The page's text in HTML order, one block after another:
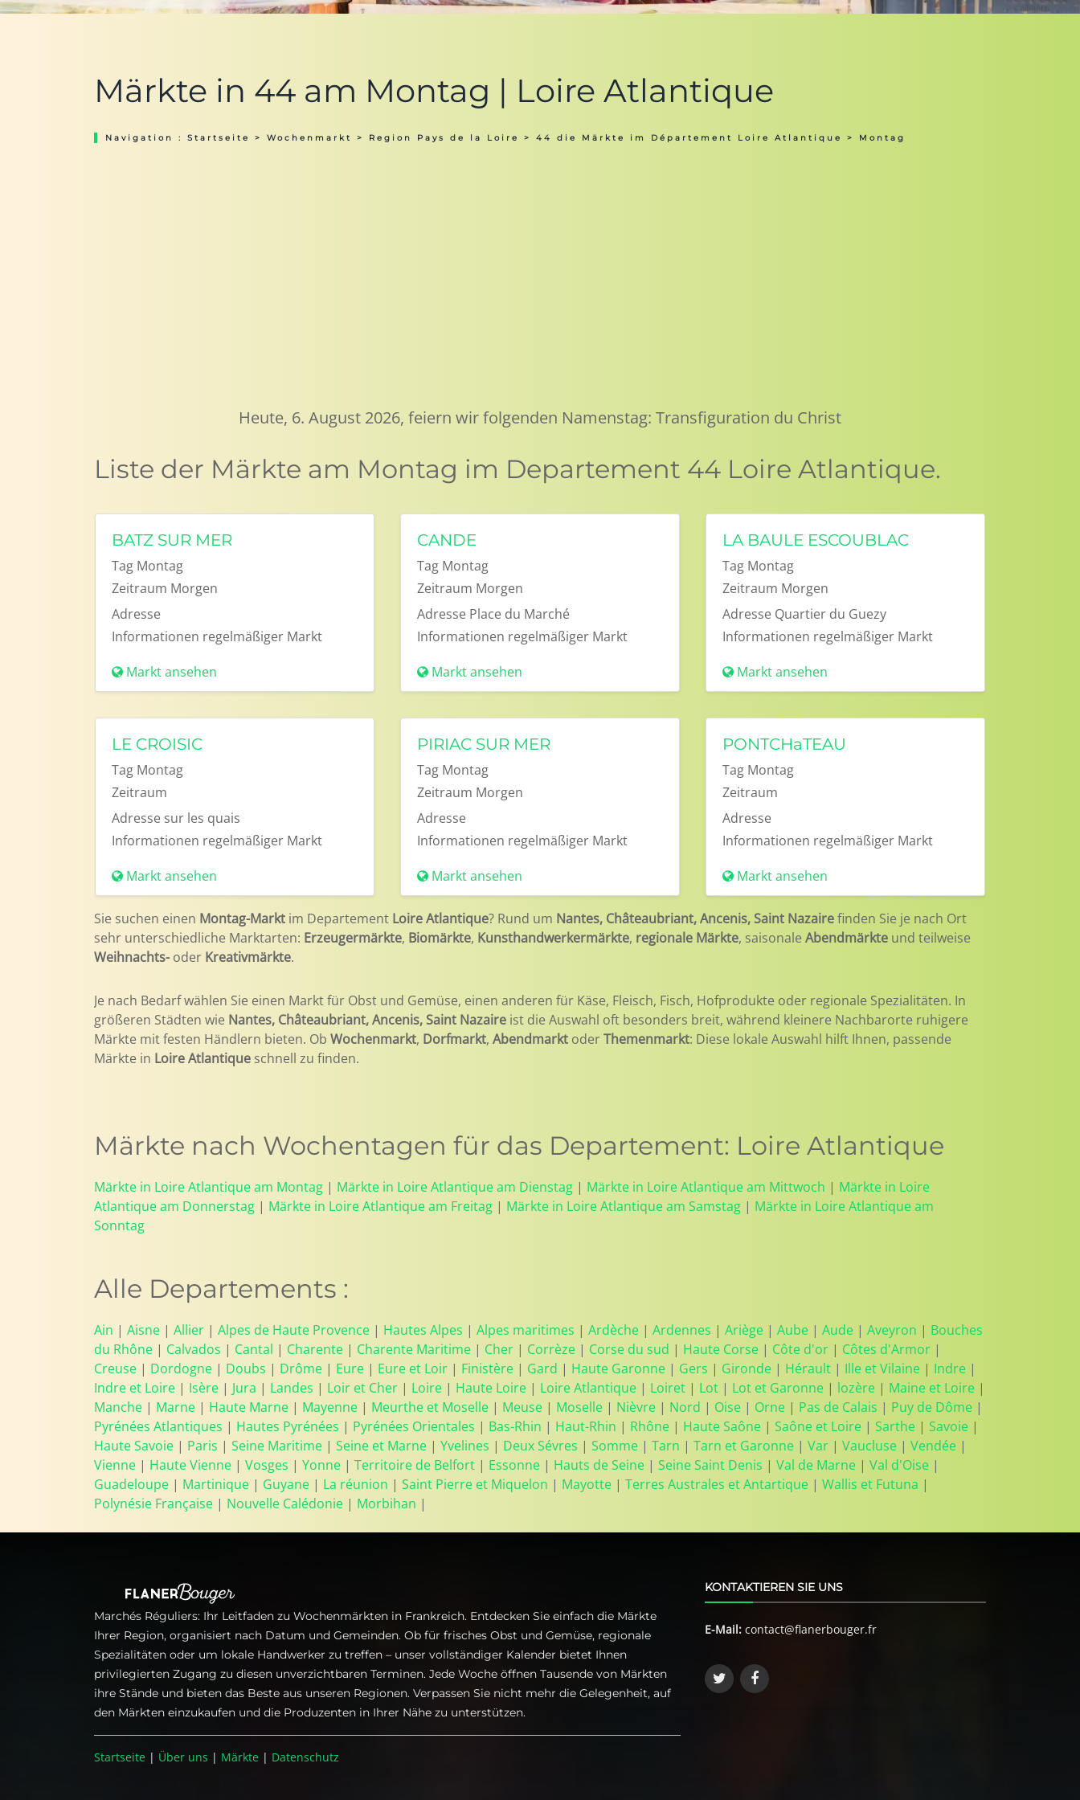
Märkte in 44 am Montag | Loire Atlantique
Navigation : Startseite > Wochenmarkt > Region Pays de la Loire > 44 die Märkte im Département Loire Atlantique > Montag
Heute, 6. August 2026, feiern wir folgenden Namenstag: Transfiguration du Christ
Liste der Märkte am Montag im Departement 44 Loire Atlantique.
BATZ SUR MER
Tag Montag
Zeitraum Morgen
Adresse
Informationen regelmäßiger Markt
Markt ansehen
CANDE
Tag Montag
Zeitraum Morgen
Adresse Place du Marché
Informationen regelmäßiger Markt
Markt ansehen
LA BAULE ESCOUBLAC
Tag Montag
Zeitraum Morgen
Adresse Quartier du Guezy
Informationen regelmäßiger Markt
Markt ansehen
LE CROISIC
Tag Montag
Zeitraum
Adresse sur les quais
Informationen regelmäßiger Markt
Markt ansehen
PIRIAC SUR MER
Tag Montag
Zeitraum Morgen
Adresse
Informationen regelmäßiger Markt
Markt ansehen
PONTCHaTEAU
Tag Montag
Zeitraum
Adresse
Informationen regelmäßiger Markt
Markt ansehen
Sie suchen einen Montag-Markt im Departement Loire Atlantique? Rund um Nantes, Châteaubriant, Ancenis, Saint Nazairefinden Sie je nach Ort
sehr unterschiedliche Marktarten: Erzeugermärkte, Biomärkte, Kunsthandwerkermärkte, regionale Märkte, saisonale Abendmärkte und teilweise
Weihnachts-oder Kreativmärkte.
Je nach Bedarf wählen Sie einen Markt für Obst und Gemüse, einen anderen für Käse, Fleisch, Fisch, Hofprodukte oder regionale Spezialitäten. In
größeren Städten wie Nantes, Châteaubriant, Ancenis, Saint Nazaire ist die Auswahl oft besonders breit, während kleinere Nachbarorte ruhigere
Märkte mit festen Händlern bieten. Ob Wochenmarkt, Dorfmarkt, Abendmarkt oderThemenmarkt: Diese lokale Auswahl hilft Ihnen, passende
Märkte in Loire Atlantique schnell zu finden.
Märkte nach Wochentagen für das Departement: Loire Atlantique
Märkte in Loire Atlantique am Montag | Märkte in Loire Atlantique am Dienstag | Märkte in Loire Atlantique am Mittwoch | Märkte in Loire
Atlantique am Donnerstag | Märkte in Loire Atlantique am Freitag | Märkte in Loire Atlantique am Samstag | Märkte in Loire Atlantique am
Sonntag
Alle Departements :
Ain | Aisne | Allier | Alpes de Haute Provence | Hautes Alpes | Alpes maritimes | Ardèche | Ardennes | Ariège | Aube | Aude | Aveyron | Bouches
du Rhône | Calvados | Cantal | Charente | Charente Maritime | Cher | Corrèze | Corse du sud | Haute Corse | Côte d'or | Côtes d'Armor |
Creuse | Dordogne | Doubs | Drôme | Eure | Eure et Loir | Finistère | Gard | Haute Garonne | Gers | Gironde | Hérault | Ille et Vilaine | Indre |
Indre et Loire | Isère | Jura | Landes | Loir et Cher | Loire | Haute Loire | Loire Atlantique | Loiret | Lot | Lot et Garonne | lozère | Maine et Loire |
Manche | Marne | Haute Marne | Mayenne | Meurthe et Moselle | Meuse | Moselle | Nièvre | Nord | Oise | Orne | Pas de Calais | Puy de Dôme |
Pyrénées Atlantiques | Hautes Pyrénées | Pyrénées Orientales | Bas-Rhin | Haut-Rhin | Rhône | Haute Saône | Saône et Loire | Sarthe | Savoie |
Haute Savoie | Paris | Seine Maritime | Seine et Marne | Yvelines | Deux Sévres | Somme | Tarn | Tarn et Garonne | Var | Vaucluse | Vendée |
Vienne | Haute Vienne | Vosges | Yonne | Territoire de Belfort | Essonne | Hauts de Seine | Seine Saint Denis | Val de Marne | Val d'Oise |
Guadeloupe | Martinique | Guyane | La réunion | Saint Pierre et Miquelon | Mayotte | Terres Australes et Antartique | Wallis et Futuna |
Polynésie Française | Nouvelle Calédonie | Morbihan |
Marchés Réguliers: Ihr Leitfaden zu Wochenmärkten in Frankreich. Entdecken Sie einfach die Märkte
Ihrer Region, organisiert nach Datum und Gemeinden. Ob für frisches Obst und Gemüse, regionale
Spezialitäten oder um lokale Handwerker zu treffen – unser vollständiger Kalender bietet Ihnen
privilegierten Zugang zu diesen unverzichtbaren Terminen. Jede Woche öffnen Tausende von Märkten
ihre Stände und bieten das Beste aus unseren Regionen. Verpassen Sie nicht mehr die Gelegenheit, auf
den Märkten einzukaufen und die Produzenten in Ihrer Nähe zu unterstützen.
Startseite | Über uns | Märkte | Datenschutz
KONTAKTIEREN SIE UNS
E-Mail: contact@flanerbouger.fr